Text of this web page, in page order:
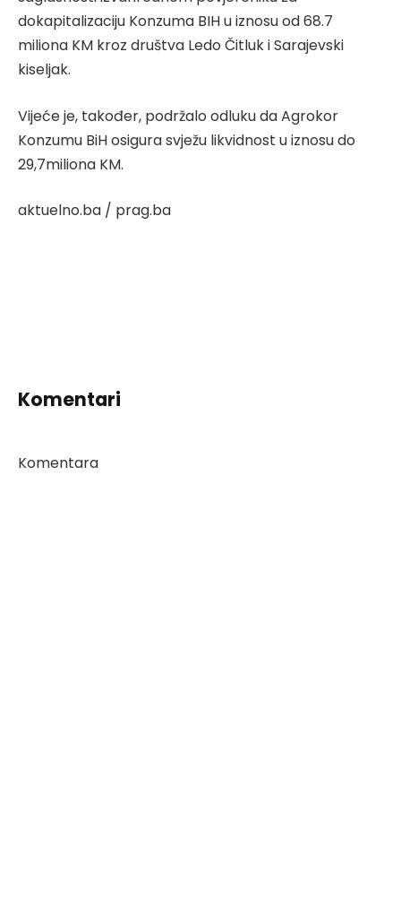
dokapitalizaciju Konzuma BIH u iznosu od 68.7
miliona KM kroz društva Ledo Čitluk i Sarajevski
kiseljak.
Vijeće je, također, podržalo odluku da Agrokor
Konzumu BiH osigura svježu likvidnost u iznosu do
29,7miliona KM.
aktuelno.ba / prag.ba
Komentari
Komentara